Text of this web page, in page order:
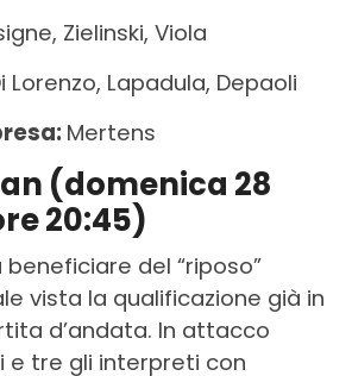
Zielinski, Viola
Lorenzo, Lapadula, Depaoli
Mertens
(domenica 28
20:45)
del “riposo”
vista la qualificazione già in
d’andata. In attacco
tre gli interpreti con